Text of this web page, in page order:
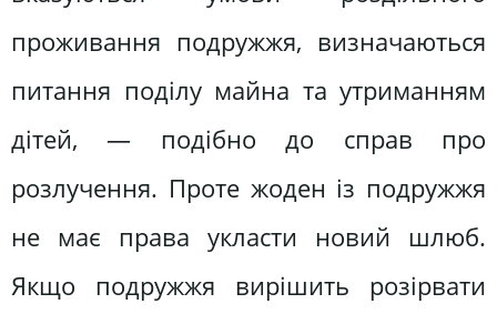
проживання подружжя, визначаються
питання поділу майна та утриманням
дітей, — подібно до справ про
розлучення. Проте жоден із подружжя
не має права укласти новий шлюб.
Якщо подружжя вирішить розірвати